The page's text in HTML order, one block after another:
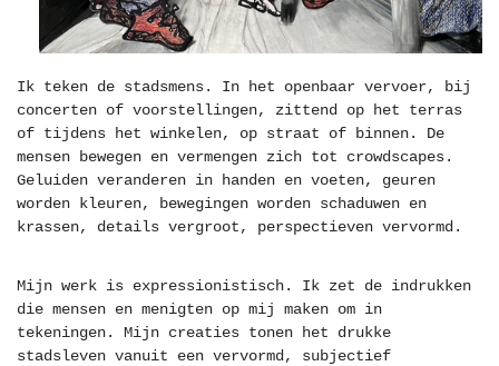
Ik teken de stadsmens. In het openbaar vervoer, bij
concerten of voorstellingen, zittend op het terras
of tijdens het winkelen, op straat of binnen. De
mensen bewegen en vermengen zich tot crowdscapes.
Geluiden veranderen in handen en voeten, geuren
worden kleuren, bewegingen worden schaduwen en
krassen, details vergroot, perspectieven vervormd.
Mijn werk is expressionistisch. Ik zet de indrukken
die mensen en menigten op mij maken om in
tekeningen. Mijn creaties tonen het drukke
stadsleven vanuit een vervormd, subjectief